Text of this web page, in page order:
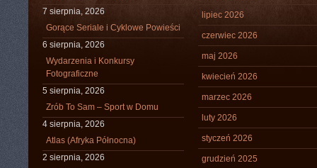
7 sierpnia, 2026
Gorące Seriale i Cyklowe Powieści
6 sierpnia, 2026
Wydarzenia i Konkursy
Fotograficzne
5 sierpnia, 2026
Zrób To Sam – Sport w Domu
4 sierpnia, 2026
Atlas (Afryka Północna)
2 sierpnia, 2026
lipiec 2026
czerwiec 2026
maj 2026
kwiecień 2026
marzec 2026
luty 2026
styczeń 2026
grudzień 2025